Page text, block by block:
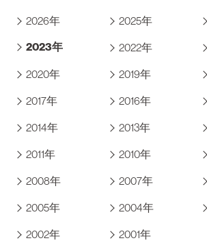
2026年 2025年
2023年 2022年
2020年 2019年
2017年 2016年
2014年 2013年
2011年 2010年
2008年 2007年
2005年 2004年
2002年 2001年